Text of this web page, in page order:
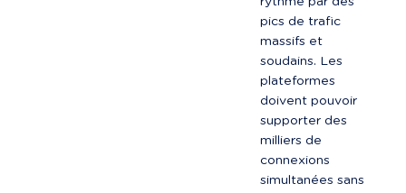
pics de trafic
massifs et
soudains. Les
plateformes
doivent pouvoir
supporter des
milliers de
connexions
simultanées sans